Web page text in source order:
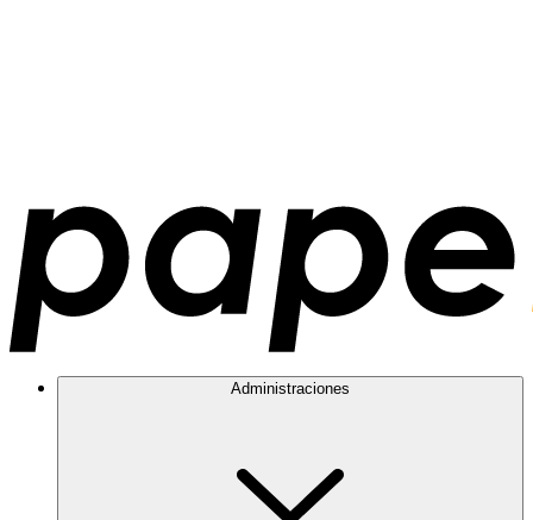
Administraciones